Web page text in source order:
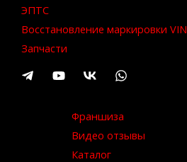
ЭПТС
Восстановление маркировки VIN
Запчасти
Франшиза
Видео отзывы
Каталог